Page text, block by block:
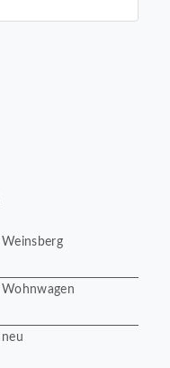
Weinsberg
Wohnwagen
neu